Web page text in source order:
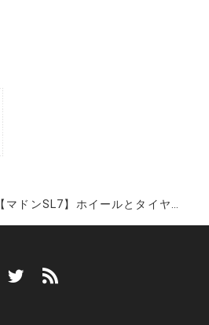
【マドンSL7】ホイールとタイヤの重量増の感想